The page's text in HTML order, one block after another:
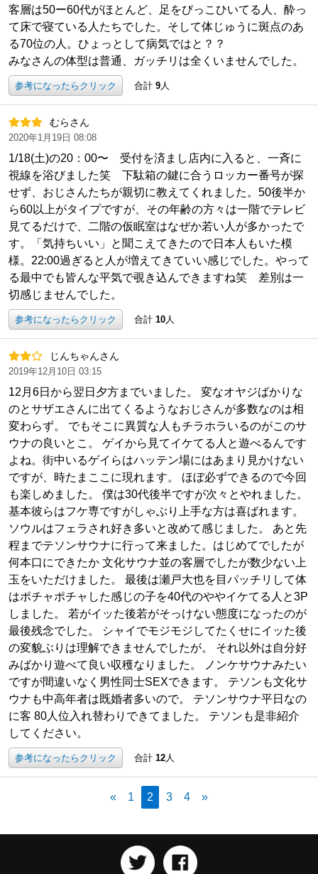
客層は50ー60代がほとんど、足をびっこひいてる人、酔っ
て床で寝ている人たちでした。そして体じゅうに斑点のあ
る70位の人。ひょっとして病気ではと？？
みなさんの体型は普通、ガッチリは全くいませんでした。
参考になったらクリック 合計 9人
むらさん
2020年1月19日 08:08
1/18(土)の20：00〜 受付を済まし店内に入ると、一斉に
視線を浴びました笑 下駄箱の鍵に合うロッカー番号が探
せず、おじさんたちが親切に教えてくれました。50後半か
ら60以上がタイプですが、その年齢の方々は一階でテレビ
見てるだけで、二階の仮眠室はなぜか若い人が多かったで
す。「気持ちいい」と聞こえてきたので日本人もいた模
様。22:00過ぎると人が増えてきていい感じでした。やって
る最中でも皆んな平気で覗き込んできますね笑 差別は一
切感じませんでした。
参考になったらクリック 合計 10人
じんちゃんさん
2019年12月10日 03:15
12月6日から翌日夕方までいました。 変なオヤジばかりな
のとサザエさんに出てくるようなおじさんが多数なのは相
変わらず。 でもそこに異質な人もチラホラいるのがこのサ
ウナの良いとこ。 ゲイから見てイケてる人と遊べるんです
よね。街中いるゲイらはハッテン場にはあまり見かけない
ですが、時たまここに現れます。 ほぼ必ずできるので今回
も楽しめました。 僕は30代後半ですが次々とやれました。
基本彼らはフケ専ですがしゃぶり上手な方は喜ばれます。
ソウルはフェラされ好き多いと改めて感じました。 あと先
程までテソンサウナに行って来ました。はじめてでしたが
何本口にできたか 文化サウナ並の客層でしたが数少ない上
玉をいただけました。 最後は瀬戸大也を目パッチリして体
はポチャポチャした感じの子を40代のややイケてる人と3P
しました。 若がイッた後若がそっけない態度になったのが
最後残念でした。 シャイでモジモジしてたくせにイッた後
の変貌ぶりは理解できませんでしたが。 それ以外は自分好
みばかり遊べて良い収穫なりました。 ノンケサウナみたい
ですが間違いなく男性同士SEXできます。 テソンも文化サ
ウナも中高年者は既婚者多いので。 テソンサウナ平日なの
に客 80人位入れ替わりできてました。 テソンも是非紹介
してください。
参考になったらクリック 合計 12人
« 1 2 3 4 »